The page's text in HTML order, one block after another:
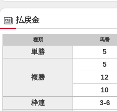
払戻金
種類 馬番
単勝 5
複勝
5
12
10
枠連
3-6